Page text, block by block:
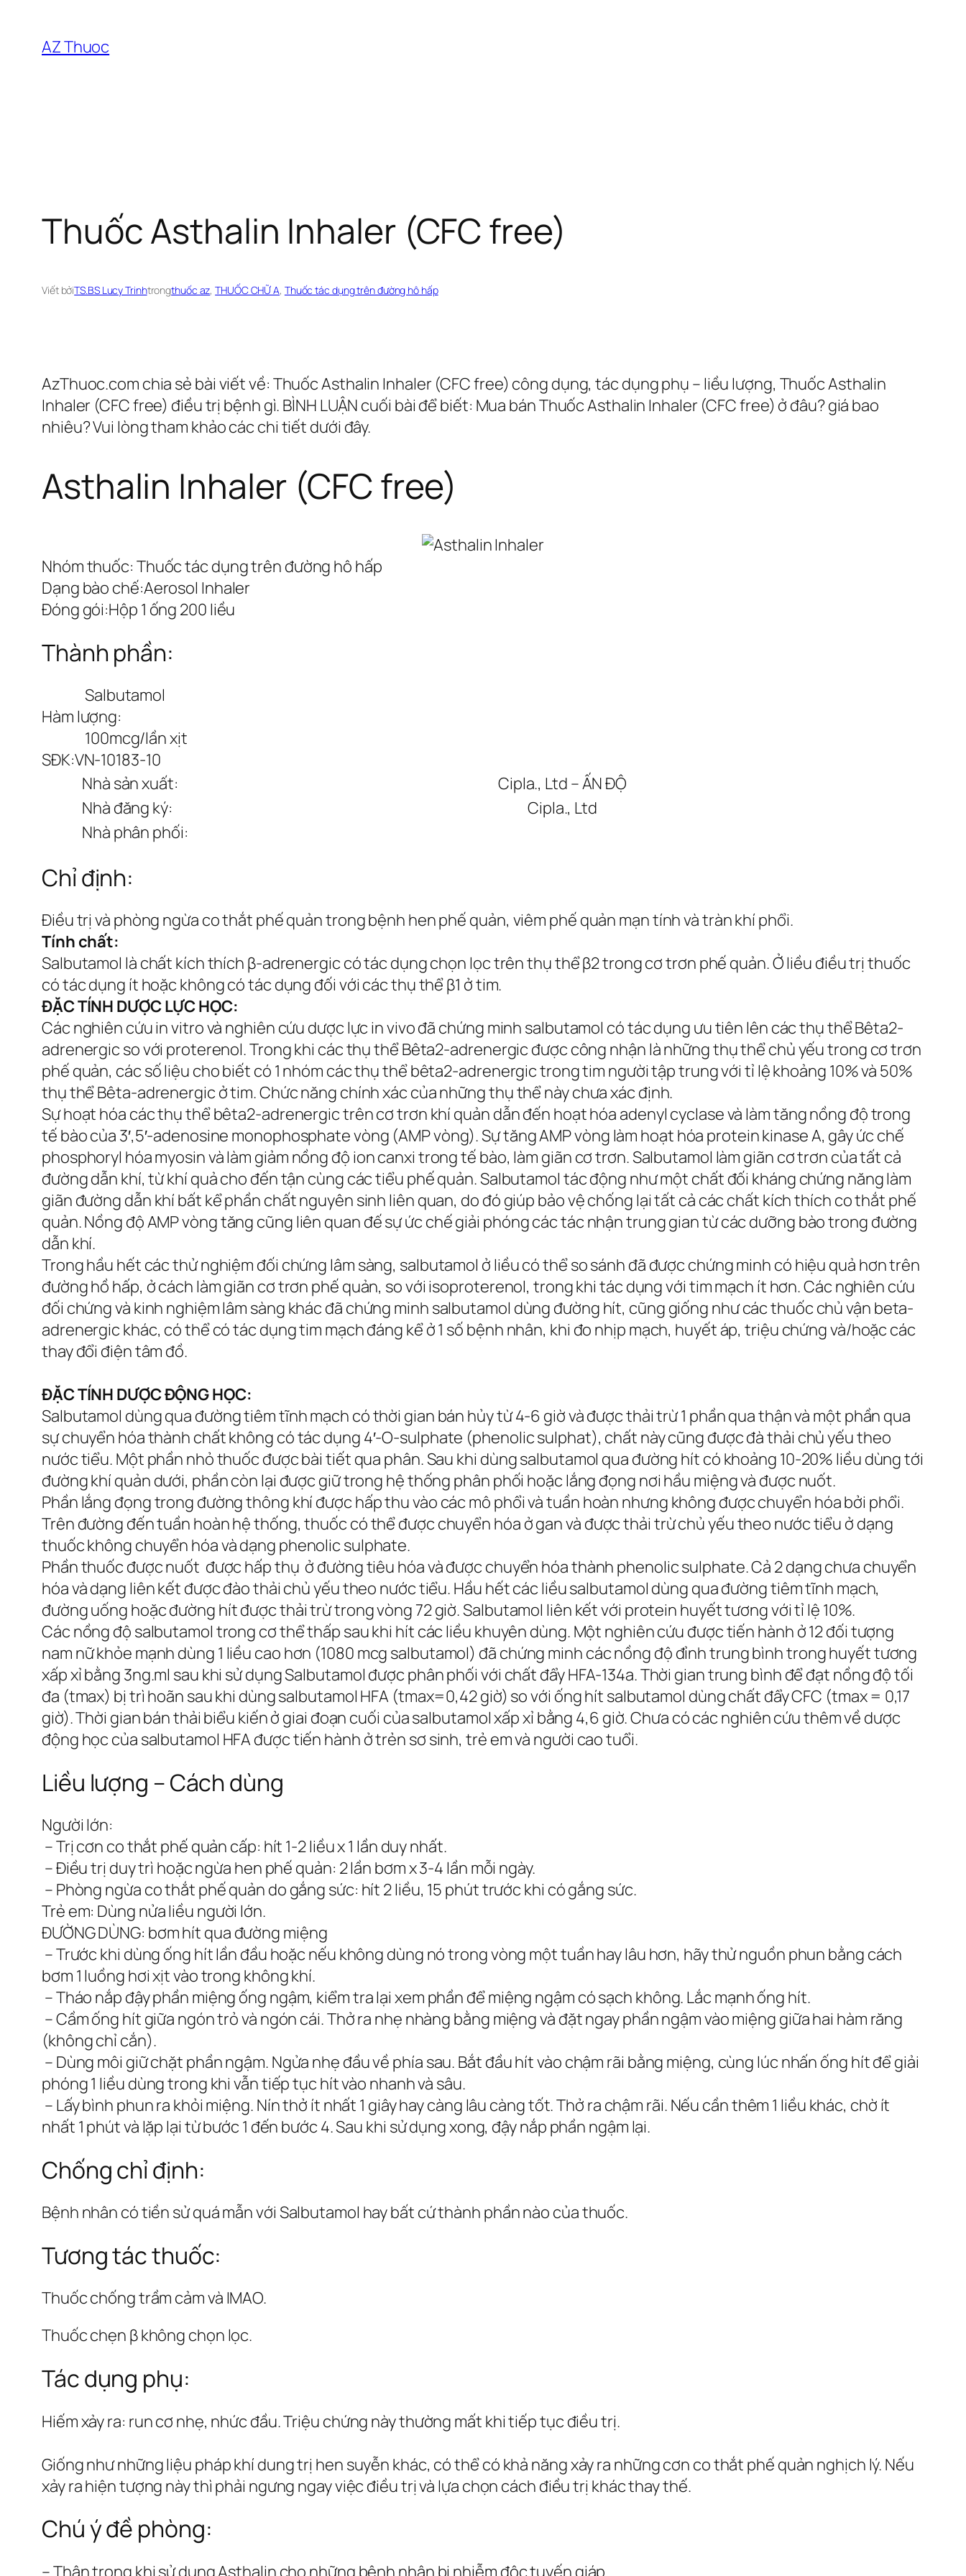
AZ Thuoc
Thuốc Asthalin Inhaler (CFC free)
Viết bởiTS.BS Lucy Trinhtrongthuốc az, THUỐC CHỮ A, Thuốc tác dụng trên đường hô hấp
AzThuoc.com chia sẻ bài viết về: Thuốc Asthalin Inhaler (CFC free) công dụng, tác dụng phụ – liều lượng, Thuốc Asthalin
Inhaler (CFC free) điều trị bệnh gì. BÌNH LUẬN cuối bài để biết: Mua bán Thuốc Asthalin Inhaler (CFC free) ở đâu? giá bao
nhiêu? Vui lòng tham khảo các chi tiết dưới đây.
Asthalin Inhaler (CFC free)
Nhóm thuốc: Thuốc tác dụng trên đường hô hấp
Dạng bào chế:Aerosol Inhaler
Đóng gói:Hộp 1 ống 200 liều
Thành phần:
Salbutamol
Hàm lượng:
100mcg/lần xịt
SĐK:VN-10183-10
Nhà sản xuất:
Cipla., Ltd – ẤN ĐỘ
Nhà đăng ký:
Cipla., Ltd
Nhà phân phối:
Chỉ định:
Điều trị và phòng ngừa co thắt phế quản trong bệnh hen phế quản, viêm phế quản mạn tính và tràn khí phổi.
Tính chất:
Salbutamol là chất kích thích β-adrenergic có tác dụng chọn lọc trên thụ thể β­­2 trong cơ trơn phế quản. Ở liều điều trị thuốc
có tác dụng ít hoặc không có tác dụng đối với các thụ thể β­­1 ở tim.
ĐẶC TÍNH DƯỢC LỰC HỌC:
Các nghiên cứu in vitro và nghiên cứu dược lực in vivo đã chứng minh salbutamol có tác dụng ưu tiên lên các thụ thể Bêta2-
adrenergic so với proterenol. Trong khi các thụ thể Bêta2-adrenergic được công nhận là những thụ thể chủ yếu trong cơ trơn
phế quản, các số liệu cho biết có 1 nhóm các thụ thể bêta2-adrenergic trong tim người tập trung với tỉ lệ khoảng 10% và 50%
thụ thể Bêta-adrenergic ở tim. Chức năng chính xác của những thụ thể này chưa xác định.
Sự hoạt hóa các thụ thể bêta2-adrenergic trên cơ trơn khí quản dẫn đến hoạt hóa adenyl cyclase và làm tăng nồng độ trong
tế bào của 3′,5′-adenosine monophosphate vòng (AMP vòng). Sự tăng AMP vòng làm hoạt hóa protein kinase A, gây ức chế
phosphoryl hóa myosin và làm giảm nồng độ ion canxi trong tế bào, làm giãn cơ trơn. Salbutamol làm giãn cơ trơn của tất cả
đường dẫn khí, từ khí quả cho đến tận cùng các tiểu phế quản. Salbutamol tác động như một chất đối kháng chứng năng làm
giãn đường dẫn khí bất kể phần chất nguyên sinh liên quan, do đó giúp bảo vệ chống lại tất cả các chất kích thích co thắt phế
quản. Nồng độ AMP vòng tăng cũng liên quan đế sự ức chế giải phóng các tác nhận trung gian từ các dưỡng bào trong đường
dẫn khí.
Trong hầu hết các thử nghiệm đối chứng lâm sàng, salbutamol ở liều có thể so sánh đã được chứng minh có hiệu quả hơn trên
đường hồ hấp, ở cách làm giãn cơ trơn phế quản, so với isoproterenol, trong khi tác dụng với tim mạch ít hơn. Các nghiên cứu
đối chứng và kinh nghiệm lâm sàng khác đã chứng minh salbutamol dùng đường hít, cũng giống như các thuốc chủ vận beta-
adrenergic khác, có thể có tác dụng tim mạch đáng kể ở 1 số bệnh nhân, khi đo nhịp mạch, huyết áp, triệu chứng và/hoặc các
thay đổi điện tâm đồ.
ĐẶC TÍNH DƯỢC ĐỘNG HỌC:
Salbutamol dùng qua đường tiêm tĩnh mạch có thời gian bán hủy từ 4-6 giờ và được thải trừ 1 phần qua thận và một phần qua
sự chuyển hóa thành chất không có tác dụng 4′-O-sulphate (phenolic sulphat), chất này cũng được đà thải chủ yếu theo
nước tiểu. Một phần nhỏ thuốc được bài tiết qua phân. Sau khi dùng salbutamol qua đường hít có khoảng 10-20% liều dùng tới
đường khí quản dưới, phần còn lại được giữ trong hệ thống phân phối hoặc lắng đọng nơi hầu miệng và được nuốt.
Phần lắng đọng trong đường thông khí được hấp thu vào các mô phổi và tuần hoàn nhưng không được chuyển hóa bởi phổi.
Trên đường đến tuần hoàn hệ thống, thuốc có thể được chuyển hóa ở gan và được thải trừ chủ yếu theo nước tiểu ở dạng
thuốc không chuyển hóa và dạng phenolic sulphate.
Phần thuốc được nuốt được hấp thụ ở đường tiêu hóa và được chuyển hóa thành phenolic sulphate. Cả 2 dạng chưa chuyển
hóa và dạng liên kết được đào thải chủ yếu theo nước tiểu. Hầu hết các liều salbutamol dùng qua đường tiêm tĩnh mạch,
đường uống hoặc đường hít được thải trừ trong vòng 72 giờ. Salbutamol liên kết với protein huyết tương với tỉ lệ 10%.
Các nồng độ salbutamol trong cơ thể thấp sau khi hít các liều khuyên dùng. Một nghiên cứu được tiến hành ở 12 đối tượng
nam nữ khỏe mạnh dùng 1 liều cao hơn (1080 mcg salbutamol) đã chứng minh các nồng độ đỉnh trung bình trong huyết tương
xấp xỉ bằng 3ng.ml sau khi sử dụng Salbutamol được phân phối với chất đẩy HFA-134a. Thời gian trung bình để đạt nồng độ tối
đa (tmax) bị trì hoãn sau khi dùng salbutamol HFA (tmax=0,42 giờ) so với ống hít salbutamol dùng chất đẩy CFC (tmax = 0,17
giờ). Thời gian bán thải biểu kiến ở giai đoạn cuối của salbutamol xấp xỉ bằng 4,6 giờ. Chưa có các nghiên cứu thêm về dược
động học của salbutamol HFA được tiến hành ở trẻn sơ sinh, trẻ em và người cao tuổi.
Liều lượng – Cách dùng
Người lớn:
– Trị cơn co thắt phế quản cấp: hít 1-2 liều x 1 lần duy nhất.
– Điều trị duy trì hoặc ngừa hen phế quản: 2 lần bơm x 3-4 lần mỗi ngày.
– Phòng ngừa co thắt phế quản do gắng sức: hít 2 liều, 15 phút trước khi có gắng sức.
Trẻ em: Dùng nửa liều người lớn.
ĐƯỜNG DÙNG: bơm hít qua đường miệng
– Trước khi dùng ống hít lần đầu hoặc nếu không dùng nó trong vòng một tuần hay lâu hơn, hãy thử nguồn phun bằng cách
bơm 1 luồng hơi xịt vào trong không khí.
– Tháo nắp đậy phần miệng ống ngậm, kiểm tra lại xem phần để miệng ngậm có sạch không. Lắc mạnh ống hít.
– Cầm ống hít giữa ngón trỏ và ngón cái. Thở ra nhẹ nhàng bằng miệng và đặt ngay phần ngậm vào miệng giữa hai hàm răng
(không chỉ cắn).
– Dùng môi giữ chặt phần ngậm. Ngửa nhẹ đầu về phía sau. Bắt đầu hít vào chậm rãi bằng miệng, cùng lúc nhấn ống hít để giải
phóng 1 liều dùng trong khi vẫn tiếp tục hít vào nhanh và sâu.
– Lấy bình phun ra khỏi miệng. Nín thở ít nhất 1 giây hay càng lâu càng tốt. Thở ra chậm rãi. Nếu cần thêm 1 liều khác, chờ ít
nhất 1 phút và lặp lại từ bước 1 đến bước 4. Sau khi sử dụng xong, đậy nắp phần ngậm lại.
Chống chỉ định:
Bệnh nhân có tiền sử quá mẫn với Salbutamol hay bất cứ thành phần nào của thuốc.
Tương tác thuốc:
Thuốc chống trầm cảm và IMAO.
Thuốc chẹn β không chọn lọc.
Tác dụng phụ:
Hiếm xảy ra: run cơ nhẹ, nhức đầu. Triệu chứng này thường mất khi tiếp tục điều trị.
Giống như những liệu pháp khí dung trị hen suyễn khác, có thể có khả năng xảy ra những cơn co thắt phế quản nghịch lý. Nếu
xảy ra hiện tượng này thì phải ngưng ngay việc điều trị và lựa chọn cách điều trị khác thay thế.
Chú ý đề phòng:
– Thận trọng khi sử dụng Asthalin cho những bệnh nhân bị nhiễm độc tuyến giáp.